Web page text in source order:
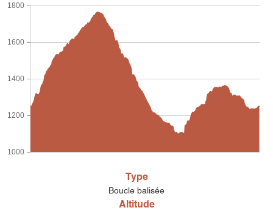
1000
1200
1400
1600
1800
Type
Boucle balisée
Altitude